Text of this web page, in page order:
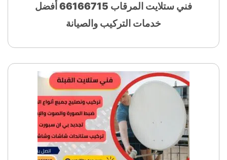
فني ستلايت المرقاب 66166715 أفضل
خدمات التركيب والصيانة